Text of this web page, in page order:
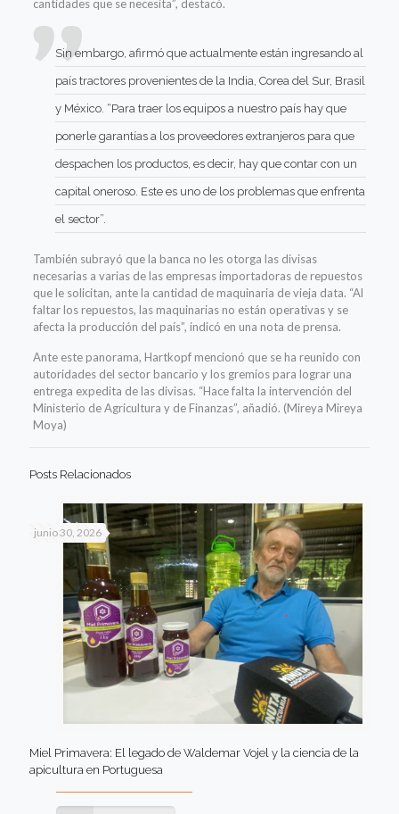
cantidades que se necesita”, destacó.
Sin embargo, afirmó que actualmente están ingresando al
país tractores provenientes de la India, Corea del Sur, Brasil
y México. “Para traer los equipos a nuestro país hay que
ponerle garantías a los proveedores extranjeros para que
despachen los productos, es decir, hay que contar con un
capital oneroso. Este es uno de los problemas que enfrenta
el sector”.
También subrayó que la banca no les otorga las divisas
necesarias a varias de las empresas importadoras de repuestos
que le solicitan, ante la cantidad de maquinaria de vieja data. “Al
faltar los repuestos, las maquinarias no están operativas y se
afecta la producción del país”, indicó en una nota de prensa.
Ante este panorama, Hartkopf mencionó que se ha reunido con
autoridades del sector bancario y los gremios para lograr una
entrega expedita de las divisas. “Hace falta la intervención del
Ministerio de Agricultura y de Finanzas”, añadió. (Mireya Mireya
Moya)
Posts Relacionados
junio 30, 2026
Miel Primavera: El legado de Waldemar Vojel y la ciencia de la
apicultura en Portuguesa